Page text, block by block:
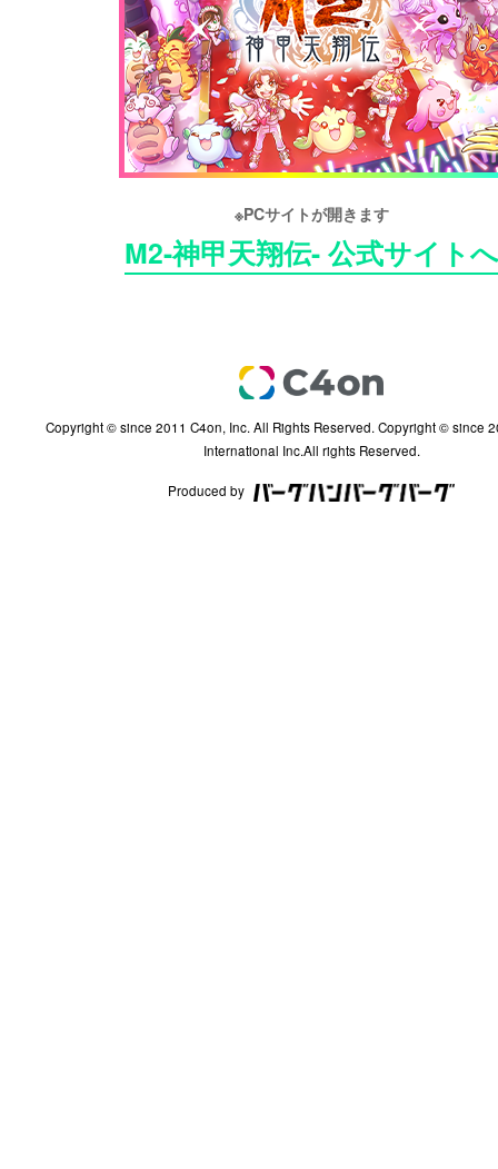
※PCサイトが開きます
M2-神甲天翔伝- 公式サイトへ
Copyright © since 2011 C4on, Inc. All Rights Reserved. Copyright © since 2002 InterServ
International Inc.All rights Reserved.
Produced by